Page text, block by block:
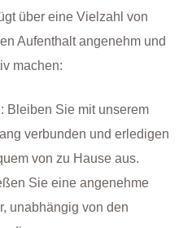
über eine Vielzahl von
Aufenthalt angenehm und
machen:
Bleiben Sie mit unserem
verbunden und erledigen
von zu Hause aus.
Sie eine angenehme
unabhängig von den